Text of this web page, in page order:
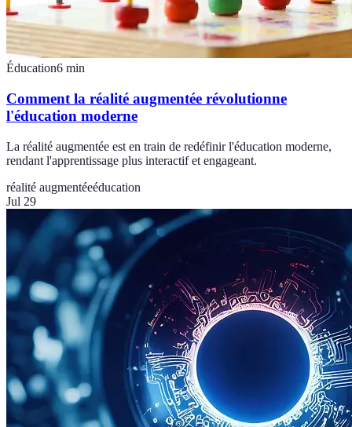
Éducation6 min
Comment la réalité augmentée révolutionne
l'éducation moderne
La réalité augmentée est en train de redéfinir l'éducation moderne,
rendant l'apprentissage plus interactif et engageant.
réalité augmentéeéducation
Jul 29